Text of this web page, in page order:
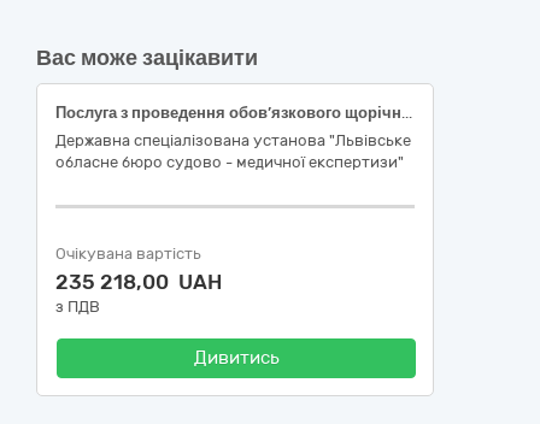
Вас може зацікавити
Послуга з проведення обов’язкового щорічного періодичного медичного огляду працівників, зайнятих на важких роботах, роботах із шкідливими чи небезпечними умовами праці
Державна спеціалізована установа "Львівське
обласне бюро судово - медичної експертизи"
Очікувана вартість
235 218,00 UAH
з ПДВ
Дивитись